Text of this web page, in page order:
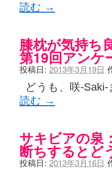
読む →
膝枕が気持ち
第19回アンケ
投稿日: 2013年3月19日
どうも、咲-
読む →
サキビアの泉
断ちするとど
投稿日: 2013年3月16日